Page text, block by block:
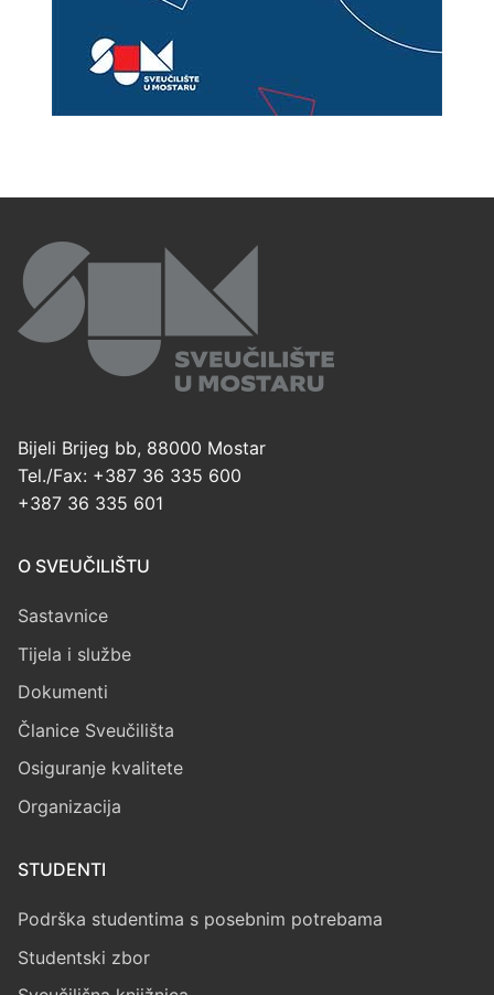
Bijeli Brijeg bb, 88000 Mostar
Tel./Fax: +387 36 335 600
+387 36 335 601
O SVEUČILIŠTU
Sastavnice
Tijela i službe
Dokumenti
Članice Sveučilišta
Osiguranje kvalitete
Organizacija
STUDENTI
Podrška studentima s posebnim potrebama
Studentski zbor